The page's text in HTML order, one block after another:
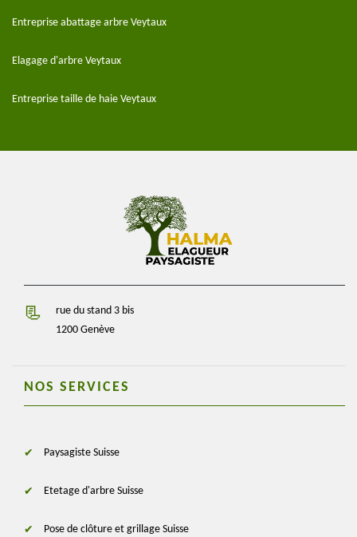
Entreprise abattage arbre Veytaux
Elagage d'arbre Veytaux
Entreprise taille de haie Veytaux
rue du stand 3 bis
1200 Genève
NOS SERVICES
Paysagiste Suisse
Etetage d'arbre Suisse
Pose de clôture et grillage Suisse